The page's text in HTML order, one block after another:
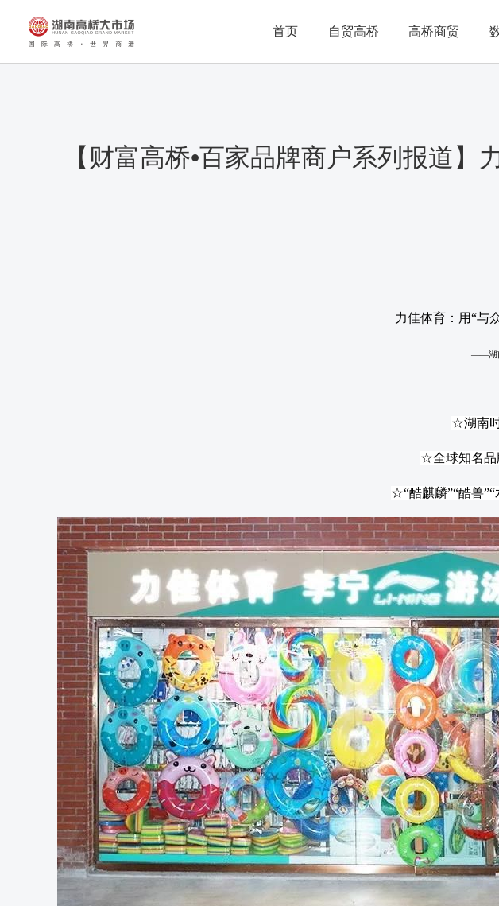
首页 自贸高桥 高桥商贸
【财富高桥•百家品牌商户系列报道】
力佳体育：用“与
——湖
☆湖南
☆全球知名品
☆“酷麒麟”“酷兽”“